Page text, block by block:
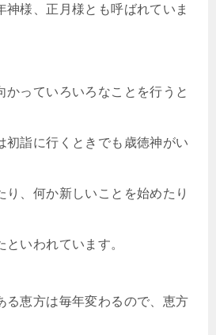
神様、正月様とも呼ばれていま
かっていろいろなことを行うと
初詣に行くときでも歳徳神がい
り、何か新しいことを始めたり
いわれています。
る恵方は毎年変わるので、恵方